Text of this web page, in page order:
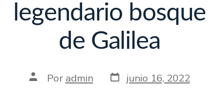
legendario bosque
de Galilea
Por admin junio 16, 2022